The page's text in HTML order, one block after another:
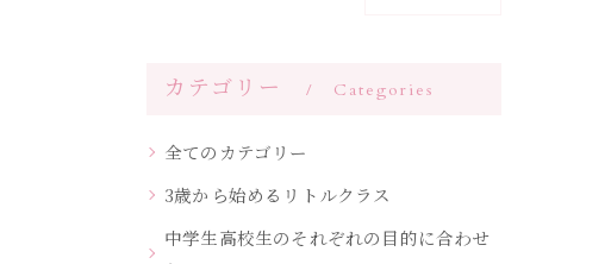
カテゴリー Categories
全てのカテゴリー
3歳から始めるリトルクラス
中学生高校生のそれぞれの目的に合わせ